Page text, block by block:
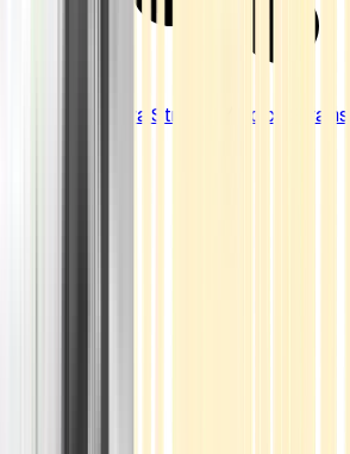
Sativa Strains Indica Strains